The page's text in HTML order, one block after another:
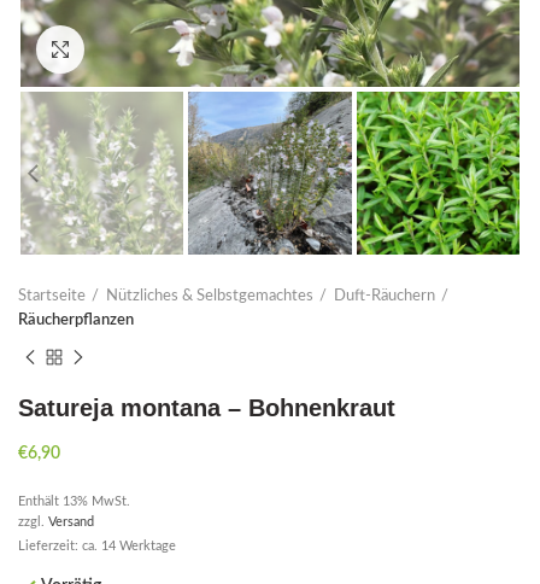
Click to enlarge
Startseite Nützliches & Selbstgemachtes
Duft-Räuchern
Räucherpflanzen
Satureja montana – Bohnenkraut
€6,90
Enthält 13% MwSt.
zzgl. Versand
Lieferzeit: ca. 14 Werktage